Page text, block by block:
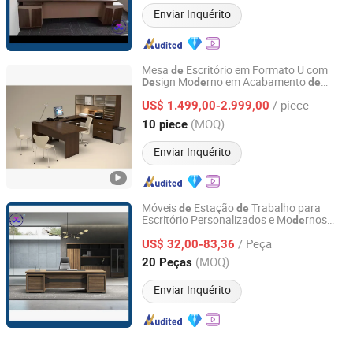
Enviar Inquérito
Mesa de Escritório em Formato U com
Design Moderno em Acabamentode
US$ 1.499,00-2.999,00 / piece
10 piece (MOQ)
Enviar Inquérito
Guangdong Hongye Furniture Group Co., Ltd
Guangdong, China Desde 2025
Móveisde Estaçãode Trabalho para
Escritório Personalizados e Modernos
US$ 32,00-83,36 / Peça
20 Peças (MOQ)
Enviar Inquérito
Foshan Womei Furniture Co., Ltd.
Guangdong, China Desde 2024